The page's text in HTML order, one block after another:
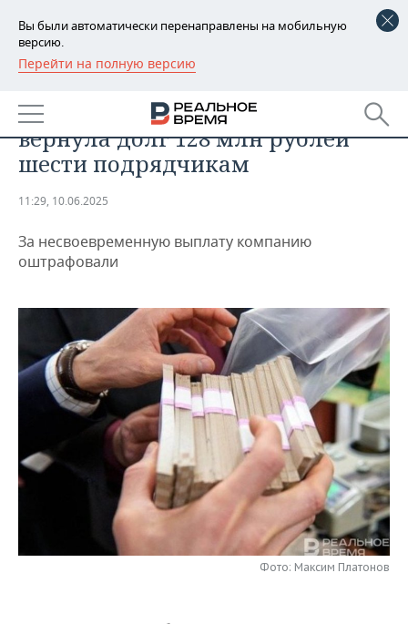
Вы были автоматически перенаправлены на мобильную
версию.
Перейти на полную версию
РЕГИОНЫ
БАШКОРТОСТАН
ТАТАРСТАН
НОВОСТИ
АНАЛИТИКА
ДЕКЛАРАЦИИ О ДОХОДАХ
КОРОЛИ ГОСЗАКАЗА ПФО
ВУЗЫ ТАТАРСТАНА
КОМУ ПРИНАДЛЕЖАТ
ТОРГОВЫЕ ЦЕНТРЫ
ТАТАРСТАНА
НОВОСТИ ЭКОНОМИКИ
ФИНАНСЫ
БАНКИ
БЮДЖЕТ
ИНВЕСТИЦИИ
ПРОМЫШЛЕННОСТЬ
НОВОСТИ
АГРОПРОМ
МАШИНОСТРОЕНИЕ
НЕФТЕХИМИЯ
НЕФТЬ
ЭНЕРГЕТИКА
НЕДВИЖИМОСТЬ
НОВОСТИ НЕДВИЖИМОСТИ
НОВОСТИ АВТО
БИЗНЕС
НОВОСТИ БИЗНЕСА
РОЗНИЧНАЯ ТОРГОВЛЯ
ТРАНСПОРТ
ТЕХНОЛОГИИ
НОВОСТИ ТЕХНОЛОГИЙ
IT
МЕРОПРИЯТИЯ
НОВОСТИ МЕРОПРИЯТИЙ
ВЫЕЗДНАЯ РЕДАКЦИЯ
СПОРТ
НОВОСТИ СПОРТА
Челнинская компания «ПАД»
вернула долг 128 млн рублей
шести подрядчикам
11:29, 10.06.2025
За несвоевременную выплату компанию
оштрафовали
Фото: Максим Платонов